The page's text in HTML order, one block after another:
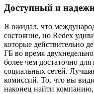
Доступный и
Я ожидал, что
состояние, но Redex
которые действительно
ГБ во время
более чем достаточно
социальных сетей.
комиссий. То, что вы
наконец найти компанию,